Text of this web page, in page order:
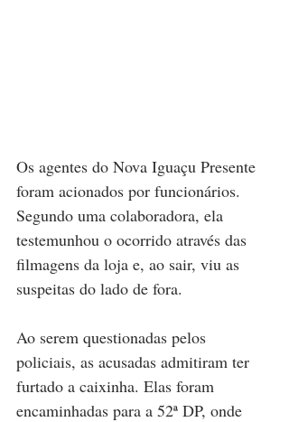
Os agentes do Nova Iguaçu Presente
foram acionados por funcionários.
Segundo uma colaboradora, ela
testemunhou o ocorrido através das
filmagens da loja e, ao sair, viu as
suspeitas do lado de fora.
Ao serem questionadas pelos
policiais, as acusadas admitiram ter
furtado a caixinha. Elas foram
encaminhadas para a 52ª DP, onde